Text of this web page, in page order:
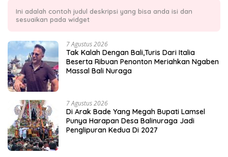
Ini adalah contoh judul deskripsi yang bisa anda isi dan
sesuaikan pada widget
7 Agustus 2026
Tak Kalah Dengan Bali,Turis Dari Italia
Beserta Ribuan Penonton Meriahkan Ngaben
Massal Bali Nuraga
7 Agustus 2026
Di Arak Bade Yang Megah Bupati Lamsel
Punya Harapan Desa Balinuraga Jadi
Penglipuran Kedua Di 2027